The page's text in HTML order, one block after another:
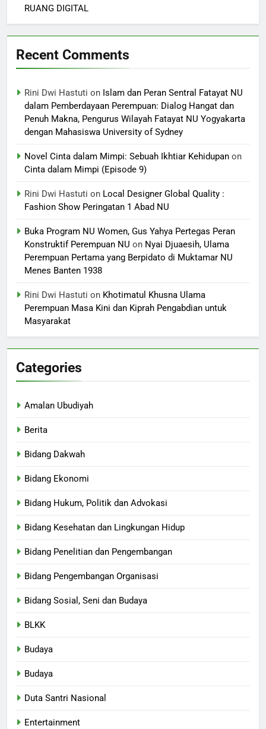
RUANG DIGITAL
Recent Comments
Rini Dwi Hastuti on Islam dan Peran Sentral Fatayat NU
dalam Pemberdayaan Perempuan: Dialog Hangat dan
Penuh Makna, Pengurus Wilayah Fatayat NU Yogyakarta
dengan Mahasiswa University of Sydney
Novel Cinta dalam Mimpi: Sebuah Ikhtiar Kehidupan on
Cinta dalam Mimpi (Episode 9)
Rini Dwi Hastuti on Local Designer Global Quality :
Fashion Show Peringatan 1 Abad NU
Buka Program NU Women, Gus Yahya Pertegas Peran
Konstruktif Perempuan NU on Nyai Djuaesih, Ulama
Perempuan Pertama yang Berpidato di Muktamar NU
Menes Banten 1938
Rini Dwi Hastuti on Khotimatul Khusna Ulama
Perempuan Masa Kini dan Kiprah Pengabdian untuk
Masyarakat
Categories
Amalan Ubudiyah
Berita
Bidang Dakwah
Bidang Ekonomi
Bidang Hukum, Politik dan Advokasi
Bidang Kesehatan dan Lingkungan Hidup
Bidang Penelitian dan Pengembangan
Bidang Pengembangan Organisasi
Bidang Sosial, Seni dan Budaya
BLKK
Budaya
Budaya
Duta Santri Nasional
Entertainment